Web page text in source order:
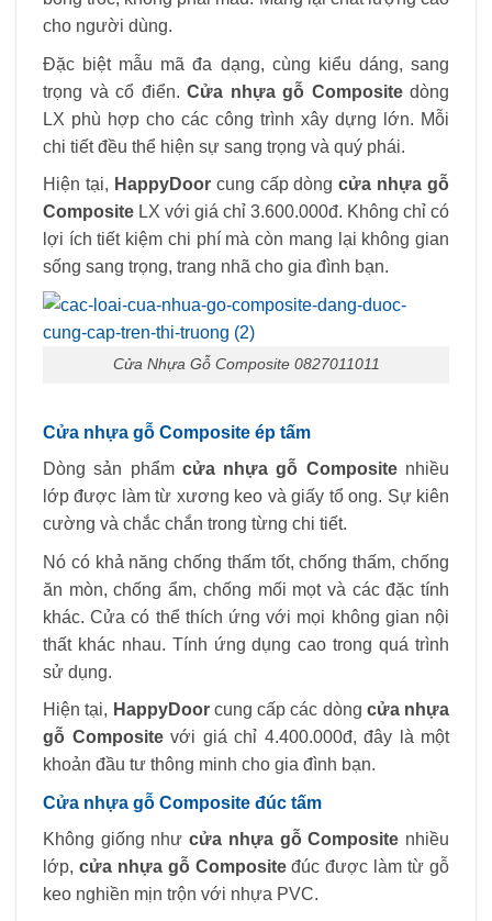
cho người dùng.
Đặc biệt mẫu mã đa dạng, cùng kiểu dáng, sang
trọng và cổ điển. Cửa nhựa gỗ Compositedòng
LX phù hợp cho các công trình xây dựng lớn. Mỗi
chi tiết đều thể hiện sự sang trọng và quý phái.
Hiện tại, HappyDoorcung cấp dòngcửa nhựa gỗ
Composite LX với giá chỉ 3.600.000đ. Không chỉ có
lợi ích tiết kiệm chi phí mà còn mang lại không gian
sống sang trọng, trang nhã cho gia đình bạn.
Cửa Nhựa Gỗ Composite 0827011011
Cửa nhựa gỗ Composite ép tấm
Dòng sản phẩm cửa nhựa gỗ Compositenhiều
lớp được làm từ xương keo và giấy tổ ong. Sự kiên
cường và chắc chắn trong từng chi tiết.
Nó có khả năng chống thấm tốt, chống thấm, chống
ăn mòn, chống ẩm, chống mối mọt và các đặc tính
khác. Cửa có thể thích ứng với mọi không gian nội
thất khác nhau. Tính ứng dụng cao trong quá trình
sử dụng.
Hiện tại, HappyDoorcung cấp các dòng cửa nhựa
gỗ Compositevới giá chỉ 4.400.000đ, đây là một
khoản đầu tư thông minh cho gia đình bạn.
Cửa nhựa gỗ Composite đúc tấm
Không giống nhưcửa nhựa gỗ Composite nhiều
lớp, cửa nhựa gỗ Compositeđúc được làm từ gỗ
keo nghiền mịn trộn với nhựa PVC.